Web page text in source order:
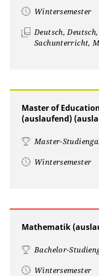
Wintersemester
Deutsch,
Sachunterricht,
Master of
(auslaufend)
Master-
Wintersemester
Mathematik
Bachelor-
Wintersemester